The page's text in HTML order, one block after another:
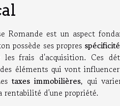
Romande est un aspect
possède ses propres
frais d'acquisition. Ces
éléments qui vont
taxes immobilières, qui
rentabilité d'une propriété.